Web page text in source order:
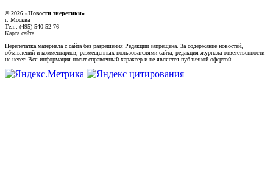
© 2026 «Новости энеретики»
г. Москва
Тел.: (495) 540-52-76
Карта сайта
Перепечатка материала с сайта без разрешения Редакции запрещена. За содержание новостей,
объявлений и комментариев, размещенных пользователями сайта, редакция журнала ответственности
не несет. Вся информация носит справочный характер и не является публичной офертой.